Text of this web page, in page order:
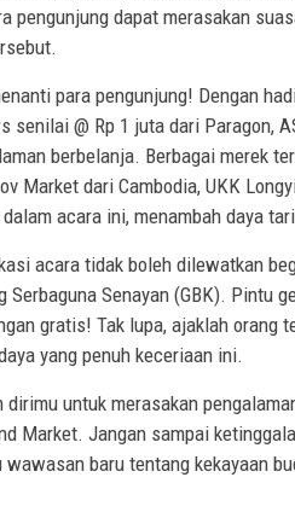
pengunjung dapat merasakan
para pengunjung! Dengan
senilai @ Rp 1 juta dari Paragon,
berbelanja. Berbagai merek
Market dari Cambodia, UKK
acara ini, menambah daya
acara tidak boleh dilewatkan
Serbaguna Senayan (GBK). Pintu
gratis! Tak lupa, ajaklah
yang penuh keceriaan ini.
dirimu untuk merasakan
Market. Jangan sampai
wawasan baru tentang kekayaan